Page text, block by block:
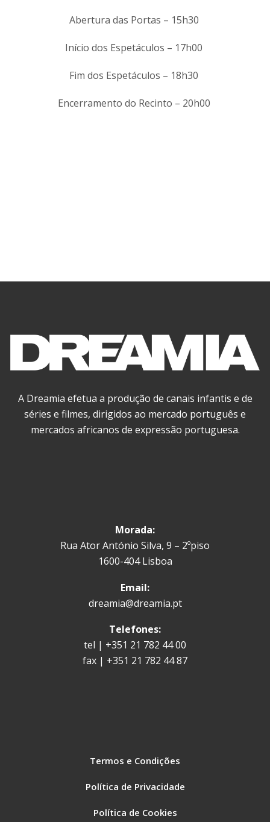
Abertura das Portas – 15h30
Início dos Espetáculos – 17h00
Fim dos Espetáculos – 18h30
Encerramento do Recinto – 20h00
A Dreamia efetua a produção de canais infantis e de
séries e filmes, dirigidos ao mercado português e
mercados africanos de expressão portuguesa.
Morada:
Rua Ator António Silva, 9 – 2ºpiso
1600-404 Lisboa
Email:
dreamia@dreamia.pt
Telefones:
tel | +351 21 782 44 00
fax | +351 21 782 44 87
Termos e Condições
Política de Privacidade
Política de Cookies